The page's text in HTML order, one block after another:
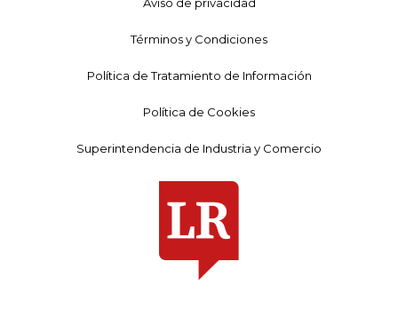
Términos y Condiciones
Política de Tratamiento de Información
Política de Cookies
Superintendencia de Industria y Comercio